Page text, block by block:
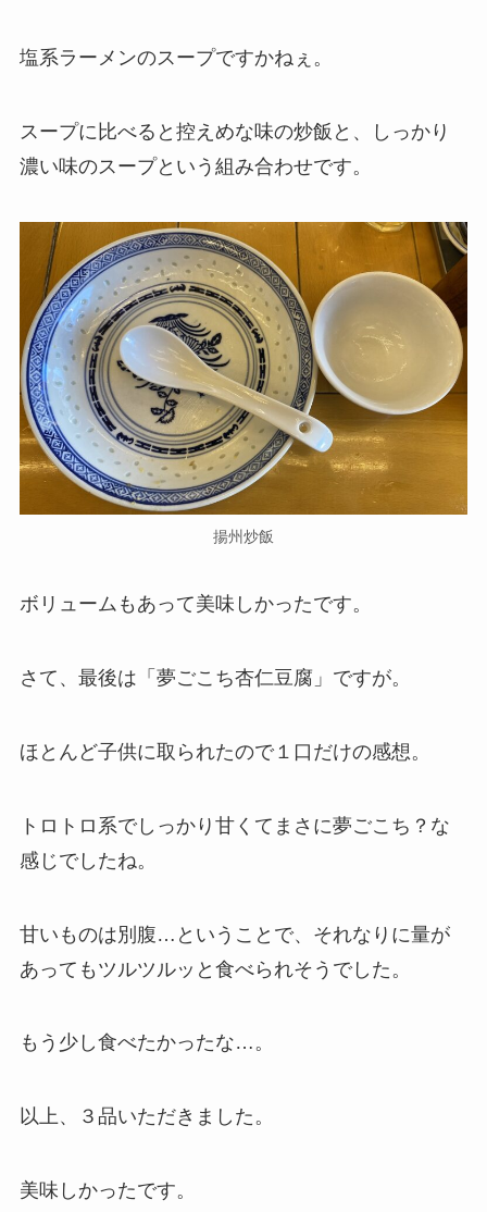
塩系ラーメンのスープですかねぇ。
スープに比べると控えめな味の炒飯と、しっかり
濃い味のスープという組み合わせです。
揚州炒飯
ボリュームもあって美味しかったです。
さて、最後は「夢ごこち杏仁豆腐」ですが。
ほとんど子供に取られたので１口だけの感想。
トロトロ系でしっかり甘くてまさに夢ごこち？な
感じでしたね。
甘いものは別腹…ということで、それなりに量が
あってもツルツルッと食べられそうでした。
もう少し食べたかったな…。
以上、３品いただきました。
美味しかったです。